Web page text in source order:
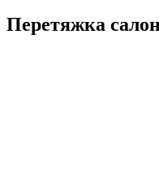
Перетяжка